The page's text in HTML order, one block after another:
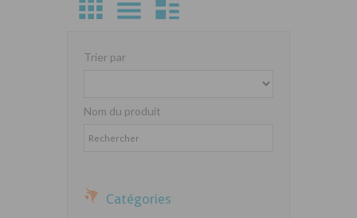
Trier par
Nom du produit
Catégories